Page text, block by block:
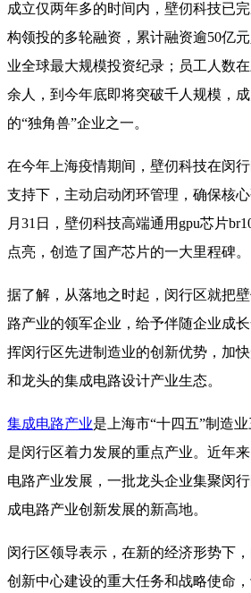
成立仅两年多的时间内，壁仞科技已
构领投的多轮融资，累计融资逾50亿
业全球最大规模投资纪录；员工人数
余人，到今年底即将突破千人规模，
的“独角兽”企业之一。
在今年上海疫情期间，壁仞科技在闵
支持下，主动启动闭环管理，确保核
月31日，壁仞科技高端通用gpu芯片
点亮，创造了国产芯片的一大里程碑。
据了解，从落地之时起，闵行区就把
路产业的领军企业，给予伴随企业成
挥闵行区先进制造业的创新优势，加
和龙头的集成电路设计产业生态。
集成电路产业是上海市“十四五”制造
是闵行区着力发展的重点产业。近年
电路产业发展，一批龙头企业集聚闵
成电路产业创新发展的新高地。
闵行区领导表示，在新的经济形势下
创新中心建设的重大任务和战略使命